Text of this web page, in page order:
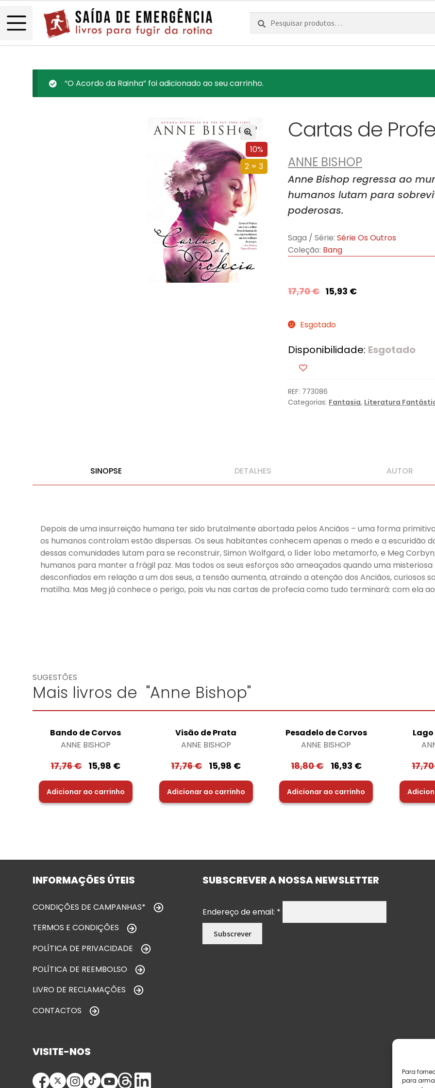
Para
para
Pesquisar
por:
Pesquisa
“O Acordo da Rainha” foi adicionado ao seu carrinho.
10%
2 = 3
Cartas de
ANNE BISHOP
Anne Bishop regressa ao
humanos lutam para
poderosas.
Saga / Série: Série Os Outros
Coleção: Bang
17,70€ 15,93 €
Esgotado
Disponibilidade: Esgotado
REF: 773086
Categorias: Fantasia, Literatura
SINOPSE DETALHES AUTOR
Depois de uma insurreição humana ter sido brutalmente abortada pelos Anciãos – uma forma
os humanos controlam estão dispersas. Os seus habitantes conhecem apenas o medo e a escuridão
dessas comunidades lutam para se reconstruir, Simon Wolfgard, o líder lobo metamorfo, e Meg
humanos para manter a frágil paz. Mas todos os seus esforços são ameaçados quando uma
desconfiados em relação a um dos seus, a tensão aumenta, atraindo a atenção dos Anciãos, curiosos
matilha. Mas Meg já conhece o perigo, pois viu nas cartas de profecia como tudo terminará: com ela
SUGESTÕES
Mais livros de "Anne Bishop"
Bando de Corvos
ANNE BISHOP
17,76€ 15,98 €
Adicionar ao carrinho
Visão de Prata
ANNE BISHOP
17,76€ 15,98 €
Adicionar ao carrinho
Pesadelo de Corvos
ANNE BISHOP
18,80€ 16,93 €
Adicionar ao carrinho
INFORMAÇÕES ÚTEIS
CONDIÇÕES DE CAMPANHAS*
TERMOS E CONDIÇÕES
POLÍTICA DE PRIVACIDADE
POLÍTICA DE REEMBOLSO
LIVRO DE RECLAMAÇÕES
CONTACTOS
SUBSCREVER A NOSSA NEWSLETTER
Endereço de email: *
VISITE-NOS